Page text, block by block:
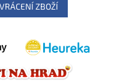
ZBOŽÍ